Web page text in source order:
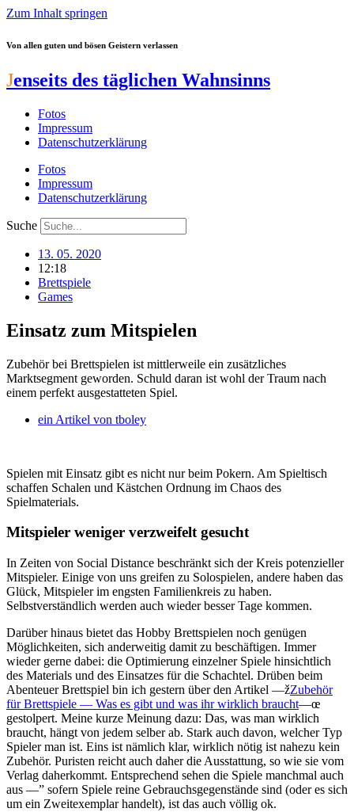
Zum Inhalt springen
Von allen guten und bösen Geistern verlassen
Jenseits des täglichen Wahnsinns
Fotos
Impressum
Datenschutzerklärung
Fotos
Impressum
Datenschutzerklärung
Suche
13. 05. 2020
12:18
Brettspiele
Games
Einsatz zum Mitspielen
Zubehör bei Brettspielen ist mittlerweile ein zusätzliches
Marktsegment geworden. Schuld daran ist wohl der Traum nach
einem perfekt ausgestatteten Spiel.
ein Artikel von tboley
Spielen mit Einsatz gibt es nicht nur beim Pokern. Am Spieltisch
schaffen Schalen und Kästchen Ordnung im Chaos des
Spielmaterials.
Mitspieler weniger verzweifelt gesucht
In Zeiten von Social Distance beschränkt sich der Kreis potenzieller
Mitspieler. Einige von uns greifen zu Solospielen, andere haben das
Glück, Mitspieler im engsten Familienkreis zu haben.
Selbstverständlich werden auch wieder besser Tage kommen.
Darüber hinaus bietet das Hobby Brettspielen noch genügen
Möglichkeiten, sich anderweitig damit zu beschäftigen. Immer
wieder gerne dabei: die Optimierung einzelner Spiele hinsichtlich
des Materials und des Einsatzes für die Schachtel. Drüben beim
Abenteuer Brettspiel bin ich gestern über den Artikel —žZubehör
für Brettspiele — Was es gibt und was ihr wirklich braucht—œ
gestolpert. Meine kurze Meinung dazu: Das, was man wirklich
braucht, hängt von jedem selber ab. Stark auch davon, welcher Typ
Spieler man ist. Eins ist nämlich klar, wirklich nötig ist nahezu kein
Zubehör. Puristen reicht auch daher die Ausstattung, so wie sie vom
Verlag daherkommt. Entsprechend sehen die Spiele manchmal auch
aus —” sofern Spiele reine Gebrauchsgegenstände sind (oder es sich
um ein Zweitexemplar handelt), ist das auch völlig ok.